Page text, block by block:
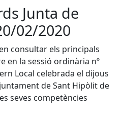
Junta de
02/2020
consultar els principals
en la sessió ordinària nº
Local celebrada el dijous
de Sant Hipòlit de
seves competències